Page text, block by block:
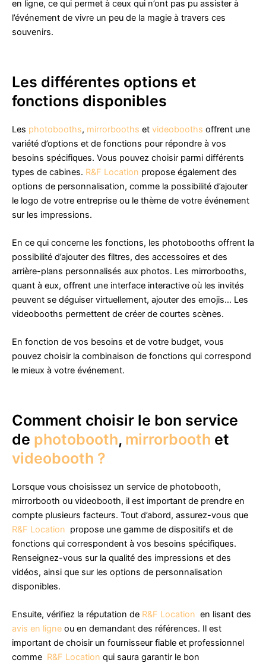
en ligne, ce qui permet à ceux qui n’ont pas pu assister à
l’événement de vivre un peu de la magie à travers ces
souvenirs.
Les différentes options et
fonctions disponibles
Les photobooths, mirrorbooths et videobooths offrent une
variété d’options et de fonctions pour répondre à vos
besoins spécifiques. Vous pouvez choisir parmi différents
types de cabines. R&F Location propose également des
options de personnalisation, comme la possibilité d’ajouter
le logo de votre entreprise ou le thème de votre événement
sur les impressions.
En ce qui concerne les fonctions, les photobooths offrent la
possibilité d’ajouter des filtres, des accessoires et des
arrière-plans personnalisés aux photos. Les mirrorbooths,
quant à eux, offrent une interface interactive où les invités
peuvent se déguiser virtuellement, ajouter des emojis… Les
videobooths permettent de créer de courtes scènes.
En fonction de vos besoins et de votre budget, vous
pouvez choisir la combinaison de fonctions qui correspond
le mieux à votre événement.
Comment choisir le bon service
de photobooth, mirrorbooth et
videobooth ?
Lorsque vous choisissez un service de photobooth,
mirrorbooth ou videobooth, il est important de prendre en
compte plusieurs facteurs. Tout d’abord, assurez-vous que
R&F Location propose une gamme de dispositifs et de
fonctions qui correspondent à vos besoins spécifiques.
Renseignez-vous sur la qualité des impressions et des
vidéos, ainsi que sur les options de personnalisation
disponibles.
Ensuite, vérifiez la réputation de R&F Location en lisant des
avis en ligne ou en demandant des références. Il est
important de choisir un fournisseur fiable et professionnel
comme R&F Location qui saura garantir le bon